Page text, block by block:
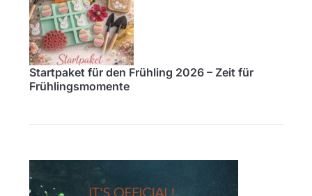
Startpaket für den Frühling 2026 – Zeit für
Frühlingsmomente